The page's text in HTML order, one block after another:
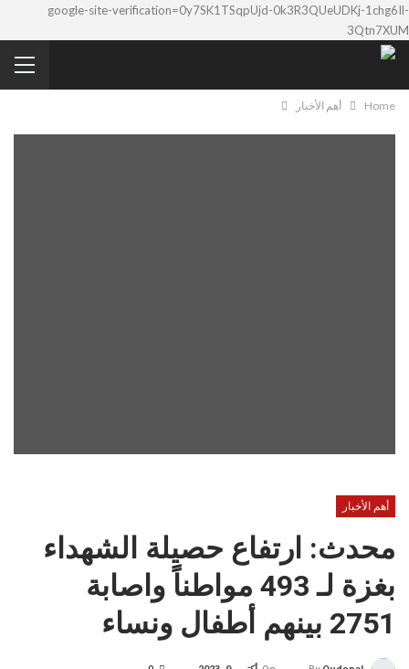
google-site-verification=0y7SK1TSqpUjd-0k3R3QUeUDKj-1chg6Il-
3Qtn7XUM
Home أهم الأخبار
أهم الأخبار
محدث: ارتفاع حصيلة الشهداء
بغزة لـ 493 مواطناً واصابة
2751 بينهم أطفال ونساء